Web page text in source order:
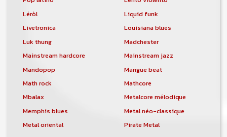
Léròl
Liquid funk
Livetronica
Louisiana blues
Luk thung
Madchester
Mainstream hardcore
Mainstream jazz
Mandopop
Mangue beat
Math rock
Mathcore
Mbalax
Metalcore mélodique
Memphis blues
Metal néo-classique
Metal oriental
Pirate Metal